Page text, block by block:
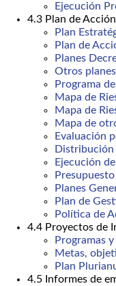
Ejecución
4.3 Plan de Acción
Plan
Plan de
Planes
Otros planes
Programa
Mapa de
Mapa de
Mapa de
Evaluación
Distribución
Ejecución
Planes
Plan de
Política de
4.4 Proyectos de
Programas
Metas,
Plan
4.5 Informes de